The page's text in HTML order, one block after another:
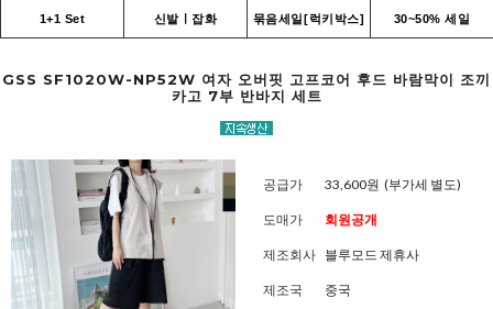
1+1 Set 신발ㅣ잡화 묶음세일[럭키박스] 30~50% 세일
GSS SF1020W-NP52W 여자 오버핏 고프코어 후드 바람막이 조끼
카고 7부 반바지 세트
공급가 33,600원 (부가세 별도)
도매가 회원공개
제조회사 블루모드 제휴사
제조국 중국